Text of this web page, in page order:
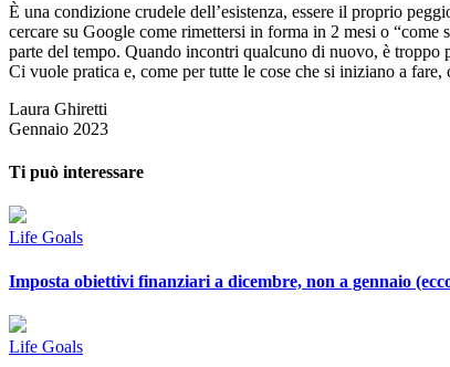
È una condizione crudele dell’esistenza, essere il proprio
cercare su Google come rimettersi in forma in 2 mesi o “come
parte del tempo. Quando incontri qualcuno di nuovo, è troppo
Ci vuole pratica e, come per tutte le cose che si iniziano a fare,
Laura Ghiretti
Gennaio 2023
Ti può interessare
Life Goals
Imposta obiettivi finanziari a dicembre, non a gennaio
Life Goals